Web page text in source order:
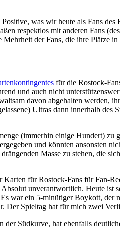
was wir heute als Fans
respektlos mit anderen Fans
der Fans, die ihre Plätze
für die Rostock-
und auch nicht
davon abgehalten werden,
Ultras dann innerhalb
(immerhin einige Hundert) zu
und könnten ansonsten
Masse zu stehen, die
für Rostock-Fans für Fan-
unverantwortlich. Heute
war ein 5-minütiger Boykott, der
Der Spieltag hat für mich zwei
Südkurve, hat ebenfalls